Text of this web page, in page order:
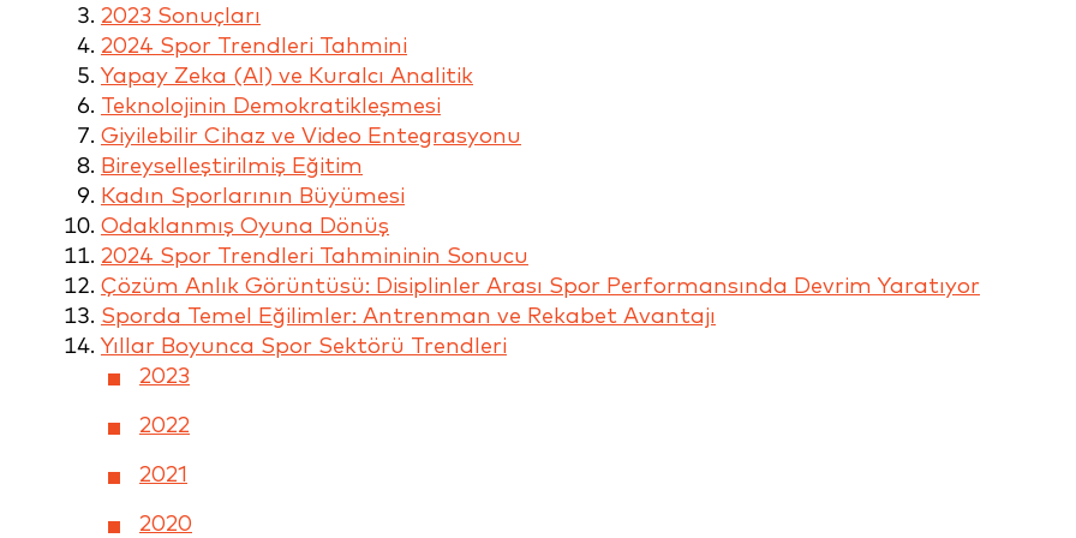
2023 Sonuçları
2024 Spor Trendleri Tahmini
Yapay Zeka (AI) ve Kuralcı Analitik
Teknolojinin Demokratikleşmesi
Giyilebilir Cihaz ve Video Entegrasyonu
Bireyselleştirilmiş Eğitim
Kadın Sporlarının Büyümesi
Odaklanmış Oyuna Dönüş
2024 Spor Trendleri Tahmininin Sonucu
Çözüm Anlık Görüntüsü: Disiplinler Arası Spor Performansında Devrim Yaratıyor
Sporda Temel Eğilimler: Antrenman ve Rekabet Avantajı
Yıllar Boyunca Spor Sektörü Trendleri
2023
2022
2021
2020